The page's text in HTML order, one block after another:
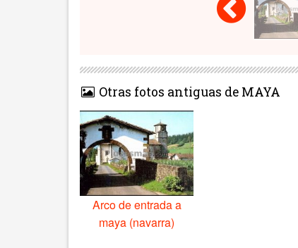
Otras fotos antiguas de MAYA
Arco de entrada a
maya (navarra)